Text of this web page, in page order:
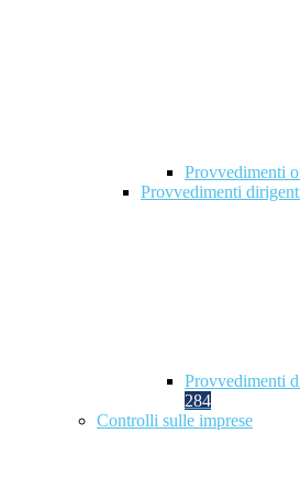
Provvedimenti
Provvedimenti
Provvedimenti
284
Controlli sulle imprese